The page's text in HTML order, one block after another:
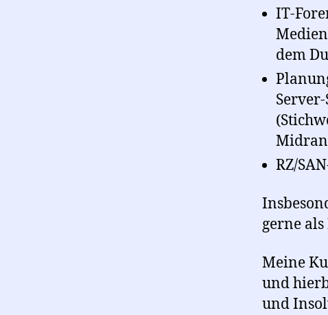
IT-
dem
RZ/
gerne als
Meine
und
und